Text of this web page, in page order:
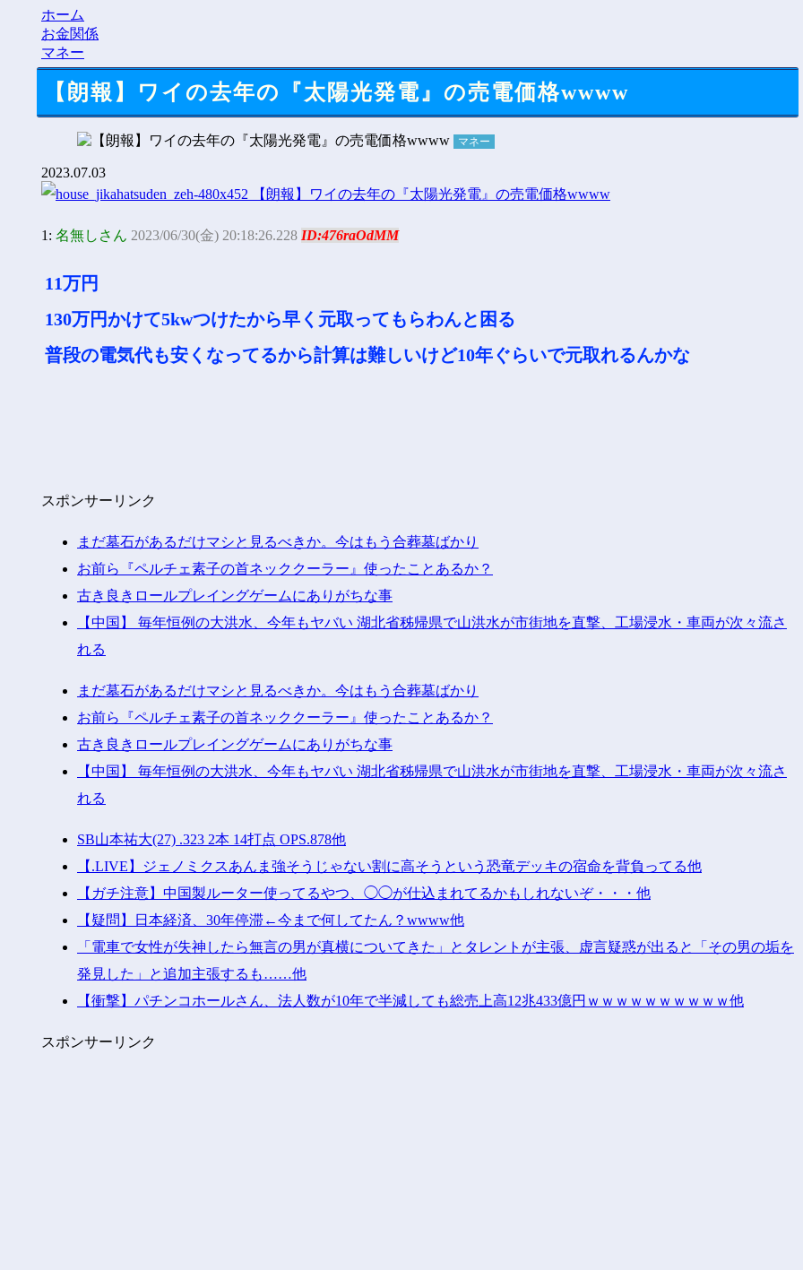
【にじさんじ】8月7日(金)22:00から周央サンゴ、志摩ス...
ホーム
お金関係
マネー
【朗報】ワイの去年の『太陽光発電』の売電価格wwww
マネー
2023.07.03
1: 名無しさん 2023/06/30(金) 20:18:26.228 ID:476raOdMM
11万円
130万円かけて5kwつけたから早く元取ってもらわんと困る
普段の電気代も安くなってるから計算は難しいけど10年ぐらいで元取れるんかな
スポンサーリンク
まだ墓石があるだけマシと見るべきか。今はもう合葬墓ばかり
お前ら『ペルチェ素子の首ネッククーラー』使ったことあるか？
古き良きロールプレイングゲームにありがちな事
【中国】 毎年恒例の大洪水、今年もヤバい 湖北省秭帰県で山洪水が市街地を直撃、工場浸水・車両が次々流さ
れる
まだ墓石があるだけマシと見るべきか。今はもう合葬墓ばかり
お前ら『ペルチェ素子の首ネッククーラー』使ったことあるか？
古き良きロールプレイングゲームにありがちな事
【中国】 毎年恒例の大洪水、今年もヤバい 湖北省秭帰県で山洪水が市街地を直撃、工場浸水・車両が次々流さ
れる
SB山本祐大(27) .323 2本 14打点 OPS.878他
【.LIVE】ジェノミクスあんま強そうじゃない割に高そうという恐竜デッキの宿命を背負ってる他
【ガチ注意】中国製ルーター使ってるやつ、◯◯が仕込まれてるかもしれないぞ・・・他
【疑問】日本経済、30年停滞←今まで何してたん？wwww他
「電車で女性が失神したら無言の男が真横についてきた」とタレントが主張、虚言疑惑が出ると「その男の垢を
発見した」と追加主張するも……他
【衝撃】パチンコホールさん、法人数が10年で半減しても総売上高12兆433億円ｗｗｗｗｗｗｗｗｗｗ他
スポンサーリンク